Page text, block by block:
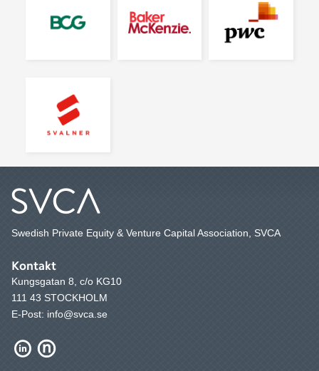
Swedish Private Equity & Venture Capital Association, SVCA
Kontakt
Kungsgatan 8, c/o KG10
111 43 STOCKHOLM
E-Post: info@svca.se